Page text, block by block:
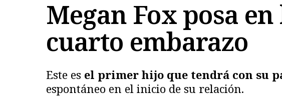
Megan Fox posa
cuarto embarazo
Este es el primer hijo que tendrá con su
espontáneo en el inicio de su relación.